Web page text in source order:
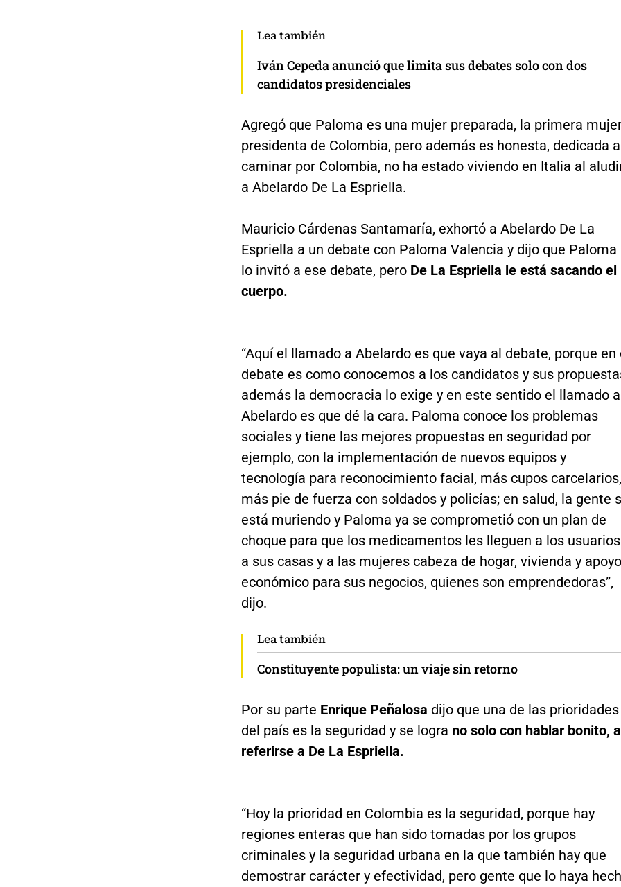
Lea también
Iván Cepeda anunció que limita sus debates solo con dos
candidatos presidenciales
Agregó que Paloma es una mujer preparada, la primera
presidenta de Colombia, pero además es honesta, dedicada a
caminar por Colombia, no ha estado viviendo en Italia al
a Abelardo De La Espriella.
Mauricio Cárdenas Santamaría, exhortó a Abelardo De La
Espriella a un debate con Paloma Valencia y dijo que Paloma
lo invitó a ese debate, pero De La Espriella le está sacando el
cuerpo.
“Aquí el llamado a Abelardo es que vaya al debate, porque en
debate es como conocemos a los candidatos y sus
además la democracia lo exige y en este sentido el llamado a
Abelardo es que dé la cara. Paloma conoce los problemas
sociales y tiene las mejores propuestas en seguridad por
ejemplo, con la implementación de nuevos equipos y
tecnología para reconocimiento facial, más cupos carcelarios,
más pie de fuerza con soldados y policías; en salud, la gente
está muriendo y Paloma ya se comprometió con un plan de
choque para que los medicamentos les lleguen a los usuarios
a sus casas y a las mujeres cabeza de hogar, vivienda y apoyo
económico para sus negocios, quienes son emprendedoras”,
dijo.
Lea también
Constituyente populista: un viaje sin retorno
Por su parte Enrique Peñalosa dijo que una de las prioridades
del país es la seguridad y se logra no solo con hablar bonito,
referirse a De La Espriella.
“Hoy la prioridad en Colombia es la seguridad, porque hay
regiones enteras que han sido tomadas por los grupos
criminales y la seguridad urbana en la que también hay que
demostrar carácter y efectividad, pero gente que lo haya